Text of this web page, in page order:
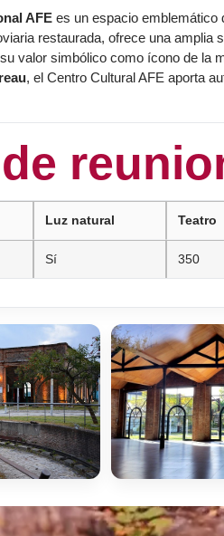
AFE es un espacio emblemático
restaurada, ofrece una
valor simbólico como ícono de la
, el Centro Cultural AFE aporta
Luz natural Teatro
Sí 350